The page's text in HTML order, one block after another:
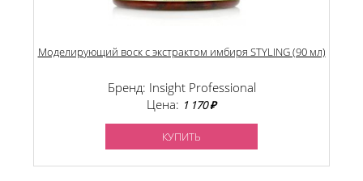
Моделирующий воск с экстрактом имбиря STYLING (90 мл)
Бренд: Insight Professional
Цена: 1 170 ₽
КУПИТЬ